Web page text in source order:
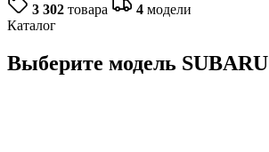
3 302 товара 4 модели
Каталог
Выберите модель SUBARU